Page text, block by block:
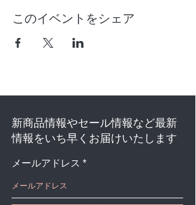
このイベントをシェア
新商品情報やセール情報など最新
情報をいち早くお届けいたします
メールアドレス